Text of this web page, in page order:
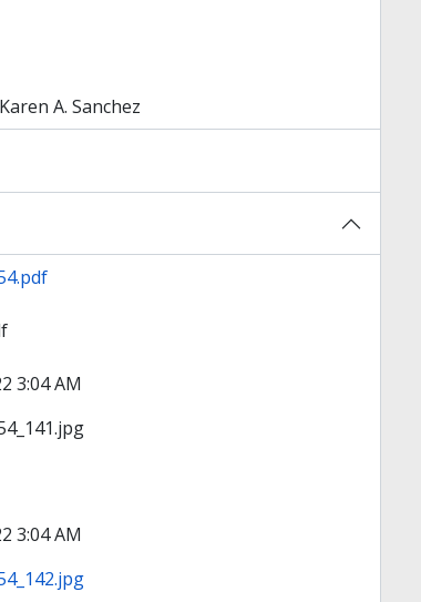
A. Sanchez
3:04 AM
3:04 AM